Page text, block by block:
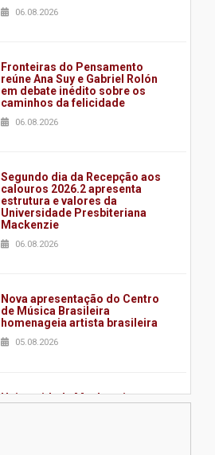
06.08.2026
Fronteiras do Pensamento
reúne Ana Suy e Gabriel Rolón
em debate inédito sobre os
caminhos da felicidade
06.08.2026
Segundo dia da Recepção aos
calouros 2026.2 apresenta
estrutura e valores da
Universidade Presbiteriana
Mackenzie
06.08.2026
Nova apresentação do Centro
de Música Brasileira
homenageia artista brasileira
05.08.2026
Universidade Mackenzie